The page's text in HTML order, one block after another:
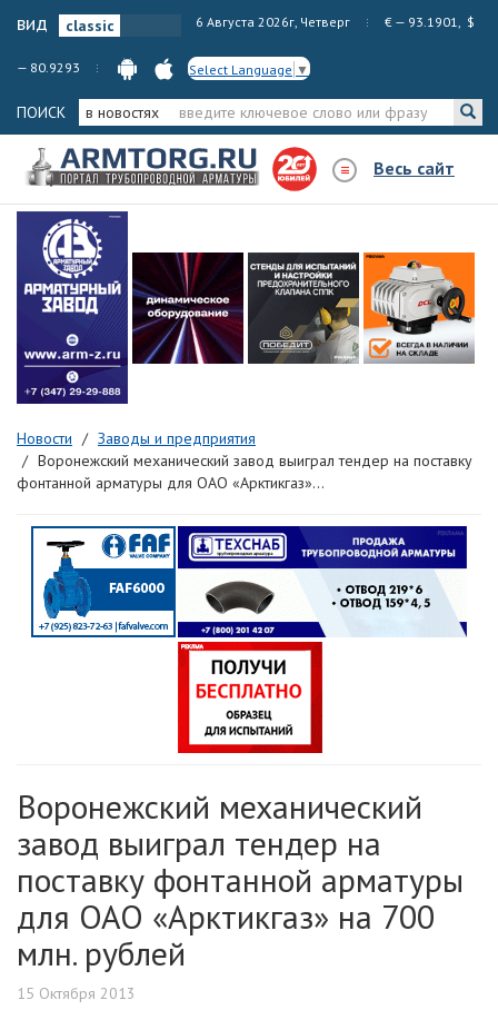
вид 6 Августа 2026г, Четверг € — 93.1901, $
— 80.9293 Select Language ▼
ПОИСК в новостях
Весь сайт
Новости
Заводы и предприятия
Воронежский механический завод выиграл тендер на поставку
фонтанной арматуры для ОАО «Арктикгаз»...
Воронежский механический
завод выиграл тендер на
поставку фонтанной арматуры
для ОАО «Арктикгаз» на 700
млн. рублей
15 Октября 2013